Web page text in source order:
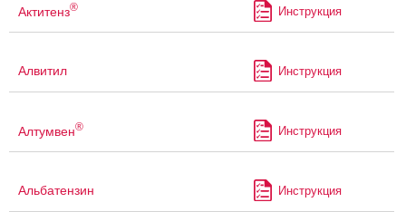
Актитенз® Инструкция
Алвитил Инструкция
Алтумвен® Инструкция
Альбатензин Инструкция